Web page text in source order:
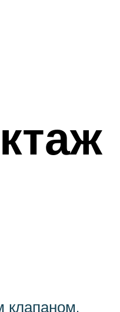
клапаном,